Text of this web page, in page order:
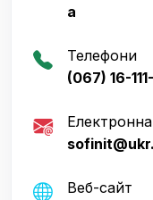
а
Телефони
(067) 16-
Веб-сайт